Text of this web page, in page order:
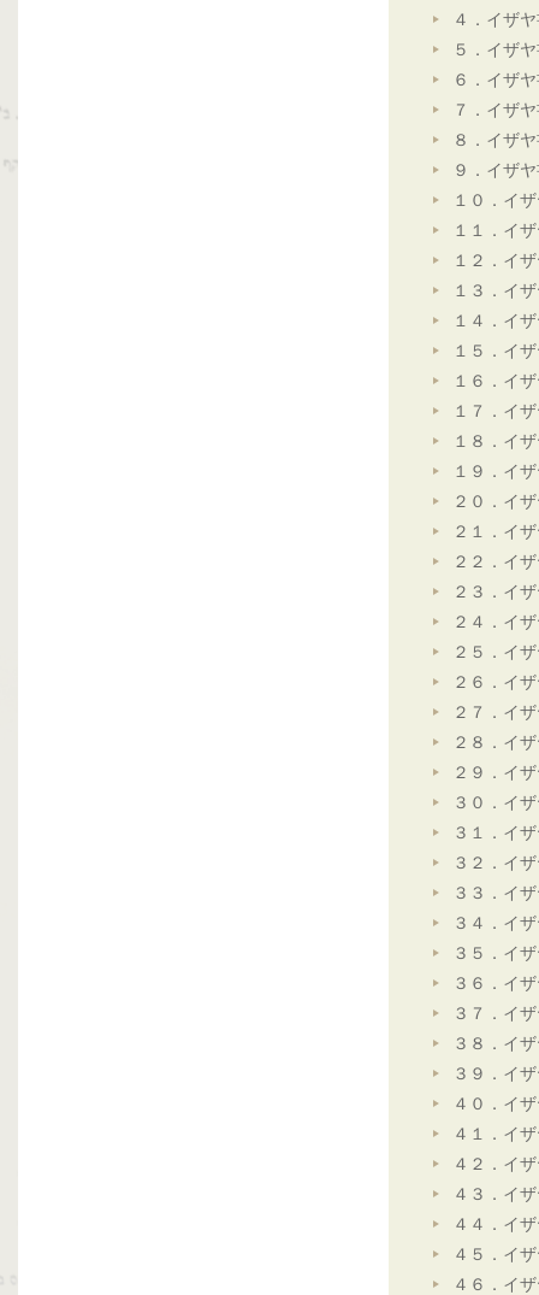
４．イザ
５．イザ
６．イザ
７．イザ
８．イザ
９．イザ
１０．イ
１１．イ
１２．イ
１３．イ
１４．イ
１５．イ
１６．イ
１７．イ
１８．イ
１９．イ
２０．イ
２１．イ
２２．イ
２３．イ
２４．イ
２５．イ
２６．イ
２７．イ
２８．イ
２９．イ
３０．イ
３１．イ
３２．イ
３３．イ
３４．イ
３５．イ
３６．イ
３７．イ
３８．イ
３９．イ
４０．イ
４１．イ
４２．イ
４３．イ
４４．イ
４５．イ
４６．イ